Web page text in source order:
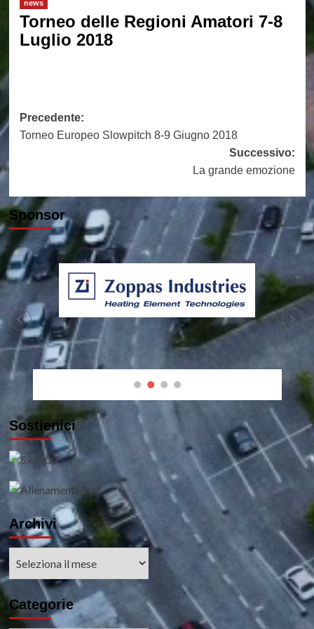
news
Torneo delle Regioni Amatori 7-8
Luglio 2018
Navigazione
articolo
Precedente:
Torneo Europeo Slowpitch 8-9 Giugno 2018
Successivo:
La grande emozione
Sponsor
Sostienici
Archivi
Archivi
Categorie